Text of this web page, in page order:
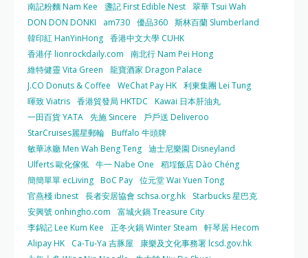
南記粉麵 Nam Kee
盞記 First Edible Nest 翠華 Tsui Wah
DON DON DONKI
am730 優品360 斯林百蘭 Slumberland
韓印紅 HanYinHong 香港中文大學 CUHK
香港仔 lionrockdaily.com
南北行 Nam Pei Hong
維特健靈 Vita Green
龍寶酒家 Dragon Palace
J.CO Donuts & Coffee
WeChat Pay HK 利東集團 Lei Tung
暉致 Viatris 香港貿發局 HKTDC
Kawai 日本肝油丸
一田百貨 YATA 先施 Sincere
戶戶送 Deliveroo
StarCruises麗星郵輪 Buffalo 牛頭牌
敏華冰廳 Men Wah Beng Teng 迪士尼樂園 Disneyland
Ulferts 歐化傢俬 牛一 Nabe One
稻埕飯店 Dào Chéng
簡簡單單 ecLiving BoC Pay 位元堂 Wai Yuen Tong
官燕棧 ibnest 長者安居協會 schsa.org.hk
Starbucks 星巴克
安興號 onhingho.com
富城火鍋 Treasure City
李錦記 Lee Kum Kee
正冬火鍋 Winter Steam
軒琴居 Hecom
Alipay HK
Ca-Tu-Ya 吉豚屋
康樂及文化事務署 lcsd.gov.hk